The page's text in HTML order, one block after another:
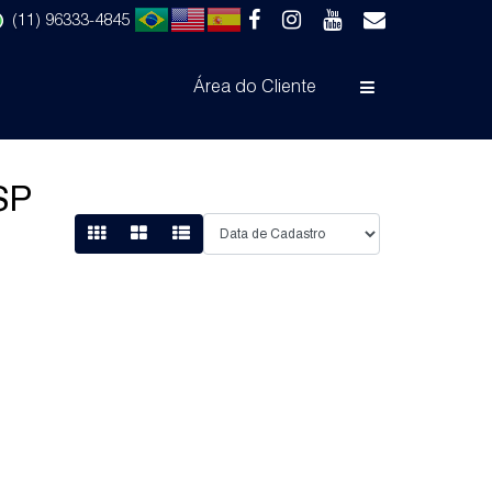
(11) 96333-4845
Área do Cliente